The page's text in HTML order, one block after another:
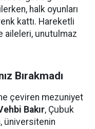
halk oyunları
kattı. Hareketli
aileleri, unutulmaz
Bırakmadı
çeviren mezuniyet
Bakır, Çubuk
, üniversitenin